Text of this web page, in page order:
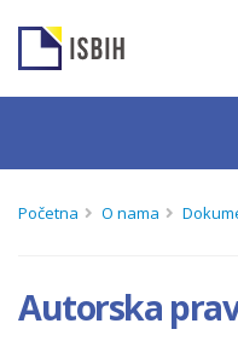
Početna O nama
Autorska